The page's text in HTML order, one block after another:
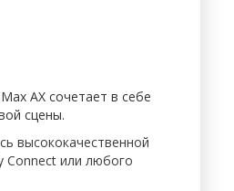
AX сочетает в себе
сцены.
высококачественной
Connect или любого